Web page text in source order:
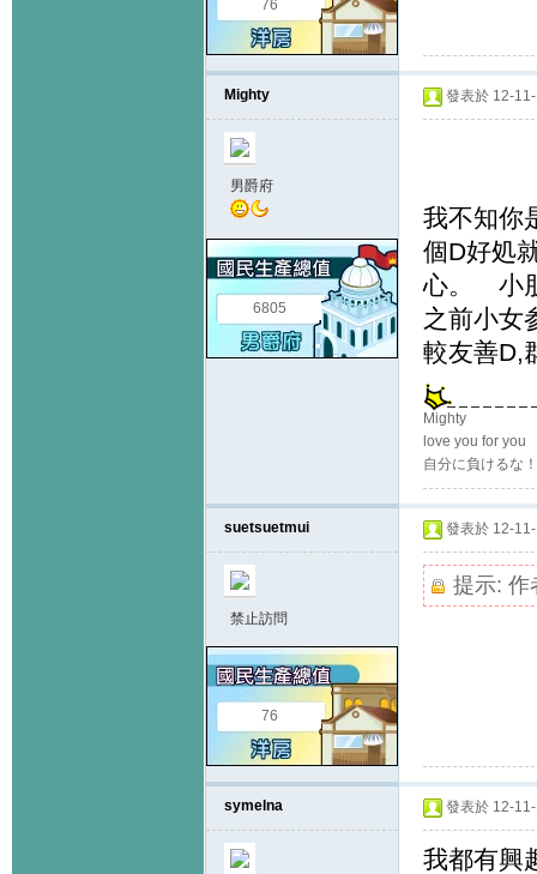
76
Mighty
男爵府
6805
發表於 12-
我不知你
個D好処
心。 小
之前小女
較友善
Mighty
love you for you
自分に負けるな
suetsuetmui
禁止訪問
76
發表於 12-
提示: 作
symelna 發表於 12-
我都有興